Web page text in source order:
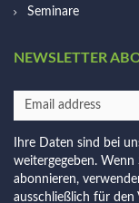
Seminare
NEWSLETTER
Ihre Daten sind bei
weitergegeben.
abonnieren,
ausschließlich für den